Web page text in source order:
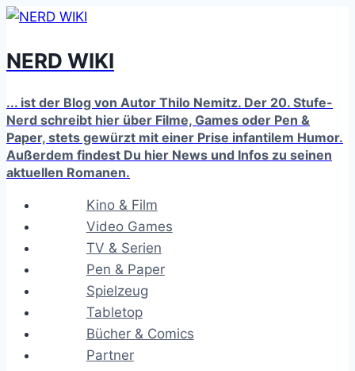
Zum
springen
NERD WIKI
... ist der Blog von Autor Thilo Nemitz. Der 20. Stufe-
Nerd schreibt hier über Filme, Games oder Pen &
Paper, stets gewürzt mit einer Prise infantilem Humor.
Außerdem findest Du hier News und Infos zu seinen
aktuellen Romanen.
Kino & Film
Video Games
TV & Serien
Pen & Paper
Spielzeug
Tabletop
Bücher & Comics
Partner